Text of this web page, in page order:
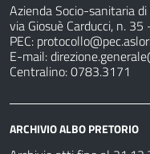
Azienda Socio-sanitaria
via Giosuè Carducci, n.
PEC:
E-mail:
Centralino: 0783.3171
ARCHIVIO ALBO PRETORIO